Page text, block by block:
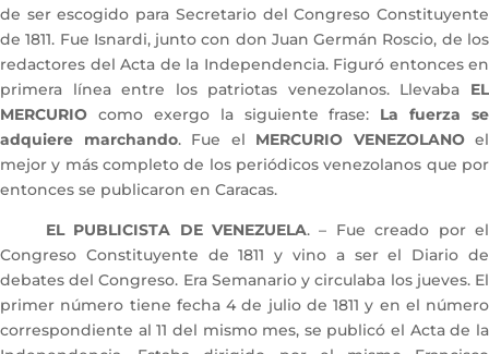
de ser escogido para Secretario del Congreso Constituyente
de 1811. Fue Isnardi, junto con don Juan Germán Roscio, de los
redactores del Acta de la Independencia. Figuró entonces en
primera línea entre los patriotas venezolanos. Llevaba EL
MERCURIO como exergo la siguiente frase: La fuerza se
adquiere marchando. Fue el MERCURIO VENEZOLANOel
mejor y más completo de los periódicos venezolanos que por
entonces se publicaron en Caracas.
EL PUBLICISTA DE VENEZUELA. – Fue creado por el
Congreso Constituyente de 1811 y vino a ser el Diario de
debates del Congreso. Era Semanario y circulaba los jueves. El
primer número tiene fecha 4 de julio de 1811 y en el número
correspondiente al 11 del mismo mes, se publicó el Acta de la